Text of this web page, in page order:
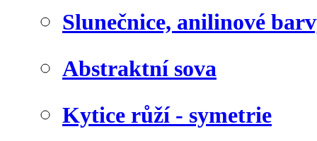
Slunečnice, anilinové
Abstraktní sova
Kytice růží - symetrie